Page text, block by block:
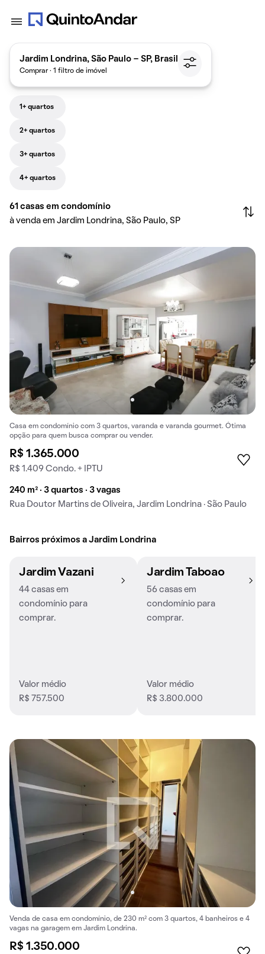
Jardim Londrina, São Paulo - SP, Brasil
Comprar · 1 filtro de imóvel
1+ quartos
2+ quartos
3+ quartos
4+ quartos
61 casas em condomínio
à venda em Jardim Londrina, São Paulo, SP
Casa em condomínio com 3 quartos, varanda e varanda gourmet. Ótima
opção para quem busca comprar ou vender.
R$ 1.365.000
R$ 1.409 Condo. + IPTU
240 m² · 3 quartos · 3 vagas
Rua Doutor Martins de Oliveira, Jardim Londrina · São Paulo
Bairros próximos a Jardim Londrina
Jardim Vazani
44 casas em
condomínio para
comprar.
Valor médio
R$ 757.500
Jardim Taboao
56 casas em
condomínio para
comprar.
Valor médio
R$ 3.800.000
Venda de casa em condomínio, de 230 m² com 3 quartos, 4 banheiros e 4
vagas na garagem em Jardim Londrina.
R$ 1.350.000